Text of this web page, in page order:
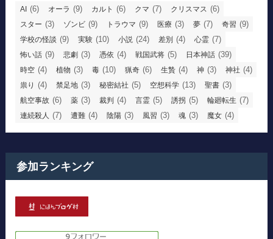
AI (6) オーラ (9) カルト (6) クマ (7) クリスマス (6)
スター (3) ゾンビ (9) トラウマ (9) 医療 (3) 夢 (7) 奇習 (9)
学校の怪談 (9) 実験 (10) 小説 (24) 差別 (4) 心霊 (7)
怖い話 (9) 悲劇 (3) 憑依 (4) 戦国武将 (5) 日本神話 (39)
時空 (4) 植物 (3) 毒 (10) 猟奇 (6) 生贄 (4) 神 (3) 神社 (4)
祟り (4) 禁足地 (3) 秘密結社 (5) 空想科学 (13) 聖書 (3)
航空事故 (6) 薬 (3) 裁判 (4) 言霊 (5) 誘拐 (5) 輪廻転生 (7)
連続殺人 (7) 遭難 (4) 陰陽 (3) 風習 (3) 魂 (3) 魔女 (4)
参加ランキング